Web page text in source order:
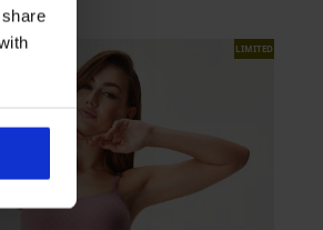
LIMITED